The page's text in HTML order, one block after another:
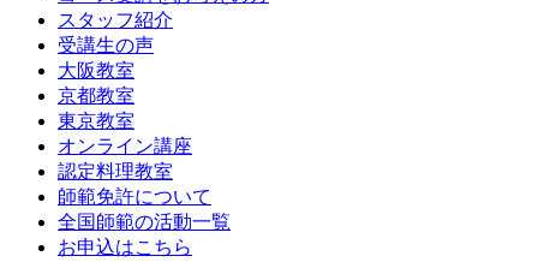
スタッフ紹介
受講生の声
大阪教室
京都教室
東京教室
オンライン講座
認定料理教室
師範免許について
全国師範の活動一覧
お申込はこちら